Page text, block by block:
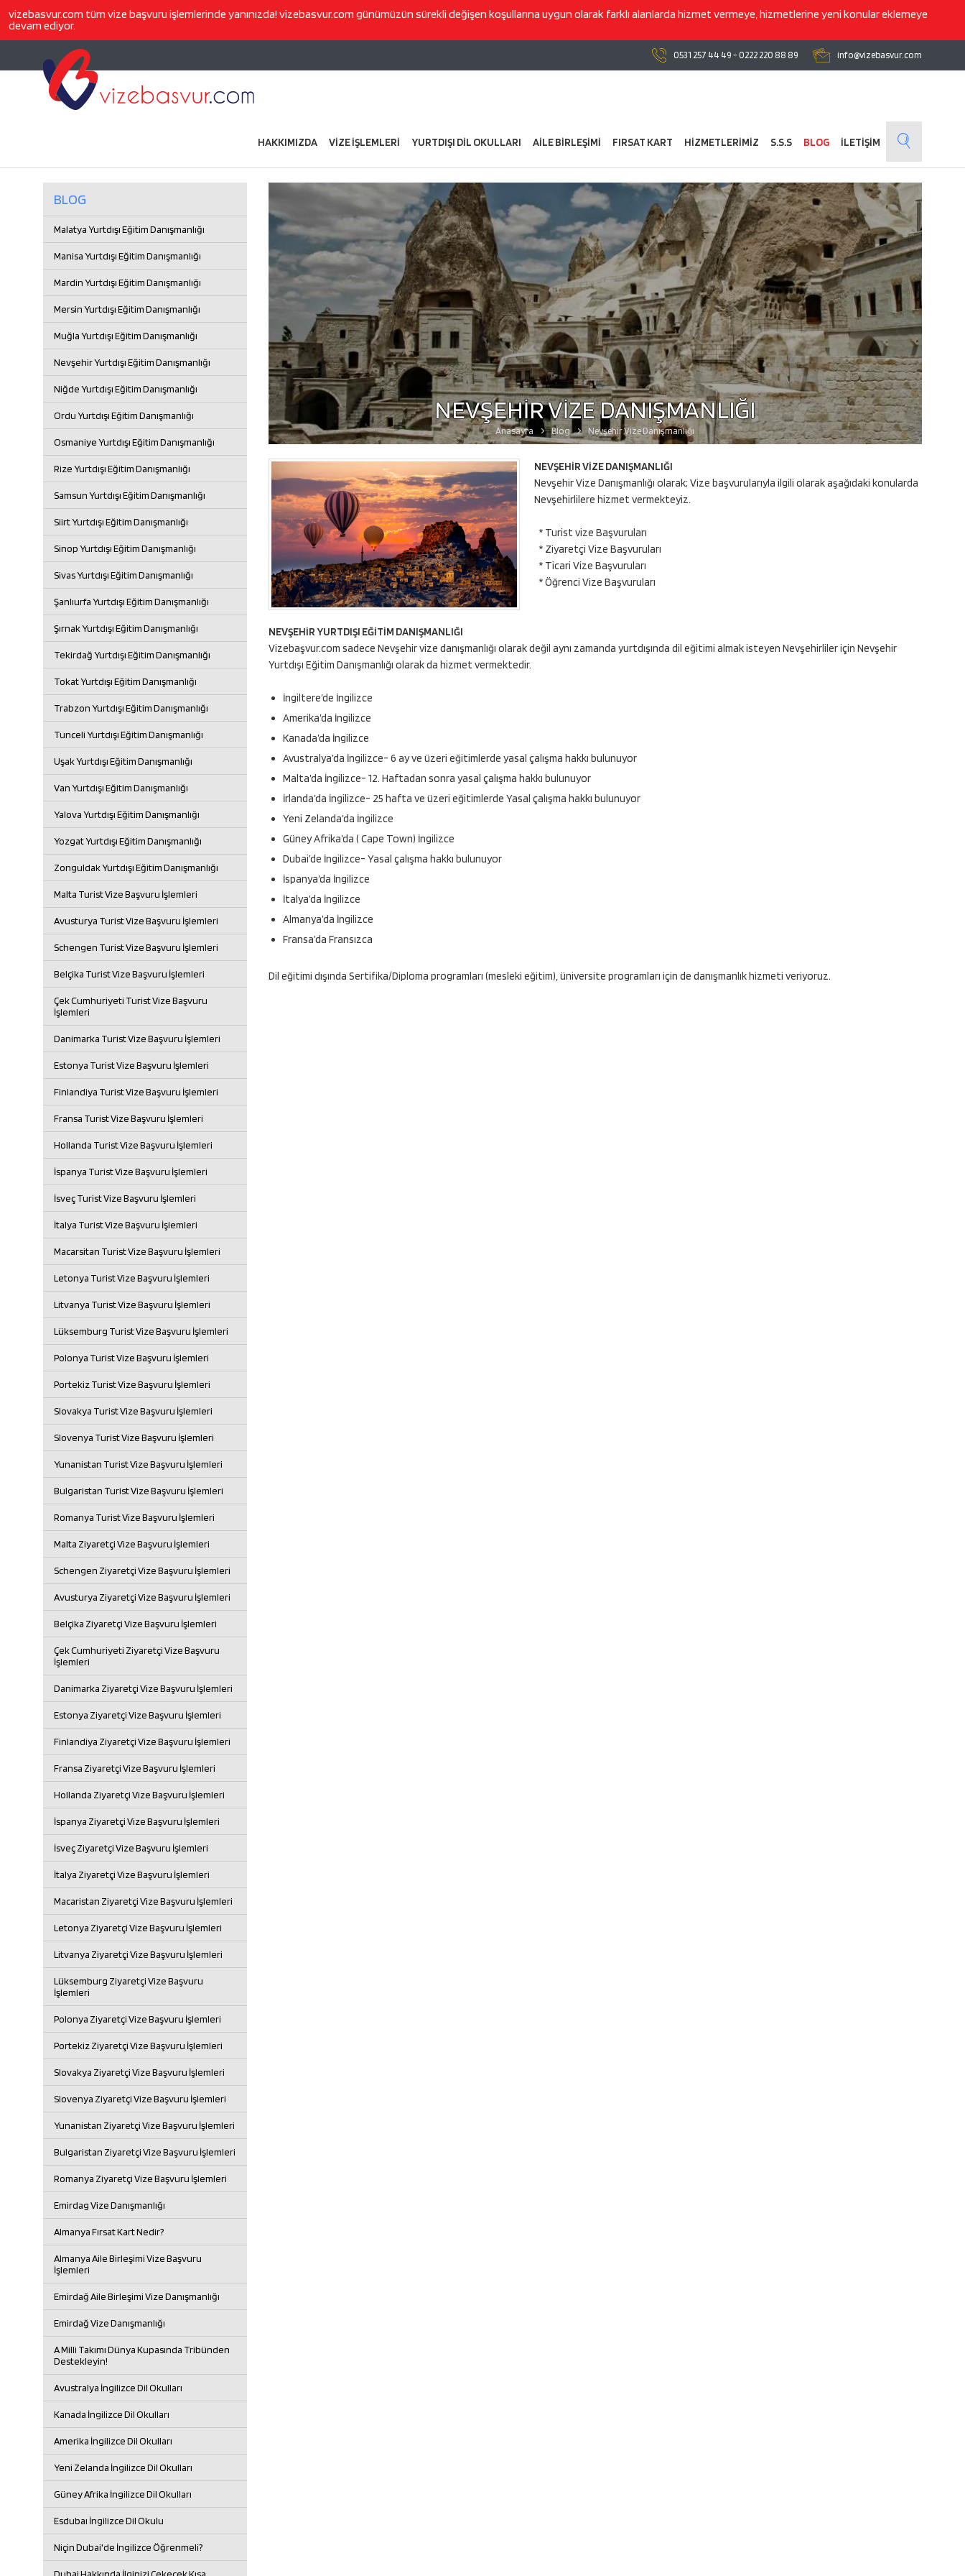
vizebasvur.com tüm vize başvuru işlemlerinde yanınızda! vizebasvur.com günümüzün sürekli değişen koşullarına uygun olarak farklı alanlarda hizmet vermeye, hizmetlerine yeni konular eklemeye
devam ediyor.
info@vizebasvur.com
0531 257 44 49 - 0222 220 88 89
HAKKIMIZDA VİZE İŞLEMLERİ YURTDIŞI DİL OKULLARI AİLE BİRLEŞİMİ FIRSAT KART HİZMETLERİMİZ S.S.S BLOG İLETİŞİM
BLOG
Malatya Yurtdışı Eğitim Danışmanlığı
Manisa Yurtdışı Eğitim Danışmanlığı
Mardin Yurtdışı Eğitim Danışmanlığı
Mersin Yurtdışı Eğitim Danışmanlığı
Muğla Yurtdışı Eğitim Danışmanlığı
Nevşehir Yurtdışı Eğitim Danışmanlığı
Niğde Yurtdışı Eğitim Danışmanlığı
Ordu Yurtdışı Eğitim Danışmanlığı
Osmaniye Yurtdışı Eğitim Danışmanlığı
Rize Yurtdışı Eğitim Danışmanlığı
Samsun Yurtdışı Eğitim Danışmanlığı
Siirt Yurtdışı Eğitim Danışmanlığı
Sinop Yurtdışı Eğitim Danışmanlığı
Sivas Yurtdışı Eğitim Danışmanlığı
Şanlıurfa Yurtdışı Eğitim Danışmanlığı
Şırnak Yurtdışı Eğitim Danışmanlığı
Tekirdağ Yurtdışı Eğitim Danışmanlığı
Tokat Yurtdışı Eğitim Danışmanlığı
Trabzon Yurtdışı Eğitim Danışmanlığı
Tunceli Yurtdışı Eğitim Danışmanlığı
Uşak Yurtdışı Eğitim Danışmanlığı
Van Yurtdışı Eğitim Danışmanlığı
Yalova Yurtdışı Eğitim Danışmanlığı
Yozgat Yurtdışı Eğitim Danışmanlığı
Zonguldak Yurtdışı Eğitim Danışmanlığı
Malta Turist Vize Başvuru İşlemleri
Avusturya Turist Vize Başvuru İşlemleri
Schengen Turist Vize Başvuru İşlemleri
Belçika Turist Vize Başvuru İşlemleri
Çek Cumhuriyeti Turist Vize Başvuru
İşlemleri
Danimarka Turist Vize Başvuru İşlemleri
Estonya Turist Vize Başvuru İşlemleri
Finlandiya Turist Vize Başvuru İşlemleri
Fransa Turist Vize Başvuru İşlemleri
Hollanda Turist Vize Başvuru İşlemleri
İspanya Turist Vize Başvuru İşlemleri
İsveç Turist Vize Başvuru İşlemleri
İtalya Turist Vize Başvuru İşlemleri
Macarsitan Turist Vize Başvuru İşlemleri
Letonya Turist Vize Başvuru İşlemleri
Litvanya Turist Vize Başvuru İşlemleri
Lüksemburg Turist Vize Başvuru İşlemleri
Polonya Turist Vize Başvuru İşlemleri
Portekiz Turist Vize Başvuru İşlemleri
Slovakya Turist Vize Başvuru İşlemleri
Slovenya Turist Vize Başvuru İşlemleri
Yunanistan Turist Vize Başvuru İşlemleri
Bulgaristan Turist Vize Başvuru İşlemleri
Romanya Turist Vize Başvuru İşlemleri
Malta Ziyaretçi Vize Başvuru İşlemleri
Schengen Ziyaretçi Vize Başvuru İşlemleri
Avusturya Ziyaretçi Vize Başvuru İşlemleri
Belçika Ziyaretçi Vize Başvuru İşlemleri
Çek Cumhuriyeti Ziyaretçi Vize Başvuru
İşlemleri
Danimarka Ziyaretçi Vize Başvuru İşlemleri
Estonya Ziyaretçi Vize Başvuru İşlemleri
Finlandiya Ziyaretçi Vize Başvuru İşlemleri
Fransa Ziyaretçi Vize Başvuru İşlemleri
Hollanda Ziyaretçi Vize Başvuru İşlemleri
İspanya Ziyaretçi Vize Başvuru İşlemleri
İsveç Ziyaretçi Vize Başvuru İşlemleri
İtalya Ziyaretçi Vize Başvuru İşlemleri
Macaristan Ziyaretçi Vize Başvuru İşlemleri
Letonya Ziyaretçi Vize Başvuru İşlemleri
Litvanya Ziyaretçi Vize Başvuru İşlemleri
Lüksemburg Ziyaretçi Vize Başvuru
İşlemleri
Polonya Ziyaretçi Vize Başvuru İşlemleri
Portekiz Ziyaretçi Vize Başvuru İşlemleri
Slovakya Ziyaretçi Vize Başvuru İşlemleri
Slovenya Ziyaretçi Vize Başvuru İşlemleri
Yunanistan Ziyaretçi Vize Başvuru İşlemleri
Bulgaristan Ziyaretçi Vize Başvuru İşlemleri
Romanya Ziyaretçi Vize Başvuru İşlemleri
Emirdag Vize Danışmanlığı
Almanya Fırsat Kart Nedir?
Almanya Aile Birleşimi Vize Başvuru
İşlemleri
Emirdağ Aile Birleşimi Vize Danışmanlığı
Emirdağ Vize Danışmanlığı
A Milli Takımı Dünya Kupasında Tribünden
Destekleyin!
Avustralya İngilizce Dil Okulları
Kanada İngilizce Dil Okulları
Amerika İngilizce Dil Okulları
Yeni Zelanda İngilizce Dil Okulları
Güney Afrika İngilizce Dil Okulları
Esdubaı İngilizce Dil Okulu
Niçin Dubai'de İngilizce Öğrenmeli?
NEVŞEHİR VİZE DANIŞMANLIĞI
Anasayfa Blog Nevşehir Vize Danışmanlığı
NEVŞEHİR VİZE DANIŞMANLIĞI
Nevşehir Vize Danışmanlığı olarak; Vize başvurularıyla ilgili olarak aşağıdaki konularda
Nevşehirlilere hizmet vermekteyiz.
* Turist vize Başvuruları
* Ziyaretçi Vize Başvuruları
* Ticari Vize Başvuruları
* Öğrenci Vize Başvuruları
NEVŞEHİR YURTDIŞI EĞİTİM DANIŞMANLIĞI
Vizebaşvur.com sadece Nevşehir vize danışmanlığı olarak değil aynı zamanda yurtdışında dil eğitimi almak isteyen Nevşehirliler için Nevşehir
Yurtdışı Eğitim Danışmanlığı olarak da hizmet vermektedir.
İngiltere’de İngilizce
Amerika’da İngilizce
Kanada’da İngilizce
Avustralya’da İngilizce- 6 ay ve üzeri eğitimlerde yasal çalışma hakkı bulunuyor
Malta’da İngilizce- 12. Haftadan sonra yasal çalışma hakkı bulunuyor
İrlanda’da İngilizce- 25 hafta ve üzeri eğitimlerde Yasal çalışma hakkı bulunuyor
Yeni Zelanda’da İngilizce
Güney Afrika’da ( Cape Town) İngilizce
Dubai’de İngilizce- Yasal çalışma hakkı bulunuyor
İspanya’da İngilizce
İtalya’da İngilizce
Almanya’da İngilizce
Fransa’da Fransızca
Dil eğitimi dışında Sertifika/Diploma programları (mesleki eğitim), üniversite programları için de danışmanlık hizmeti veriyoruz.